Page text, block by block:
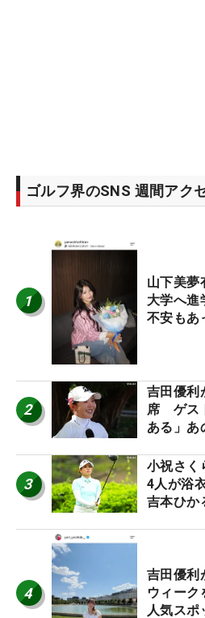
ゴルフ界のSNS 週間アク
1
山下美夢
大学へ進
不安もあ
2
吉田優利
席 ゲス
ある」あ
3
小祝さく
4人が浴
吉本ひか
4
吉田優利
ウィー
人気スポ